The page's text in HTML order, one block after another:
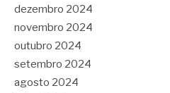
dezembro 2024
novembro 2024
outubro 2024
setembro 2024
agosto 2024